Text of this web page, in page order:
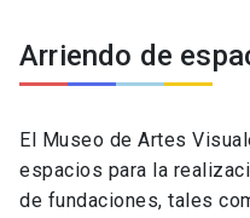
Arriendo de
El Museo de Artes
espacios para la
de fundaciones, tales